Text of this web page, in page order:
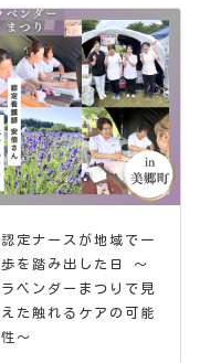
認定ナースが地域で一
歩を踏み出した日 ～
ラベンダーまつりで見
えた触れるケアの可能
性～